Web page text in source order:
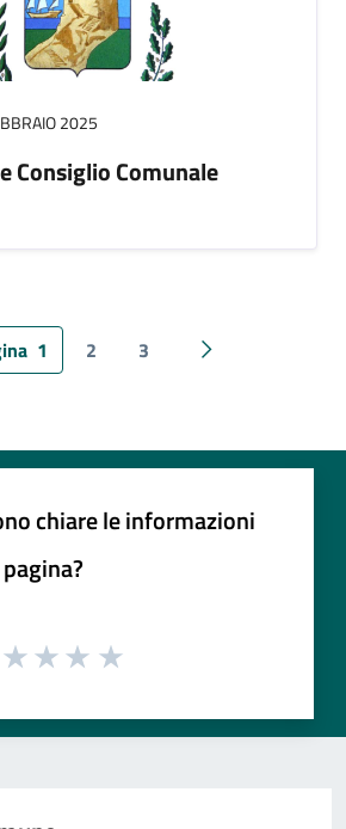
2025
Consiglio Comunale
1 2 3 Pagina
chiare le informazioni